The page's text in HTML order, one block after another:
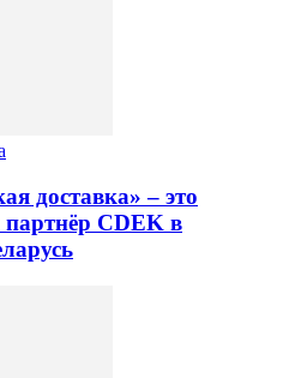
доставка» – это
CDEK в